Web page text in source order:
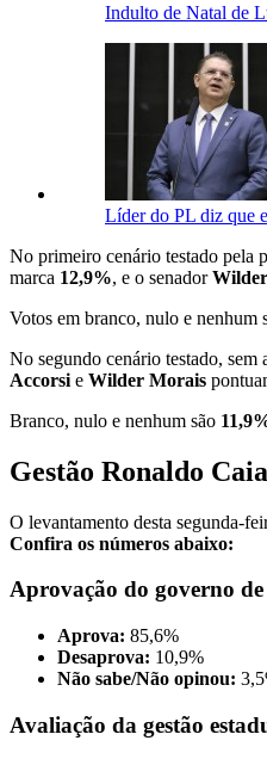
Indulto de Natal de
Líder do PL diz que
No primeiro cenário testado pela
marca 12,9%, e o senador
Votos em branco, nulo e nenhum
No segundo cenário testado,
Accorsi e Wilder Morais
Branco, nulo e nenhum são
Gestão Ronaldo
O levantamento desta segunda-
Confira os números abaixo:
Aprovação do governo
Aprova: 85,6%
Desaprova: 10,9%
Não sabe/Não opinou:
Avaliação da gestão